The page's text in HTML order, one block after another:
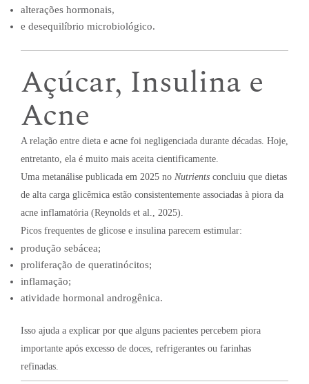
alterações hormonais,
e desequilíbrio microbiológico.
Açúcar, Insulina e
Acne
A relação entre dieta e acne foi negligenciada durante décadas. Hoje,
entretanto, ela é muito mais aceita cientificamente.
Uma metanálise publicada em 2025 no Nutrients concluiu que dietas
de alta carga glicêmica estão consistentemente associadas à piora da
acne inflamatória (Reynolds et al., 2025).
Picos frequentes de glicose e insulina parecem estimular:
produção sebácea;
proliferação de queratinócitos;
inflamação;
atividade hormonal androgênica.
Isso ajuda a explicar por que alguns pacientes percebem piora
importante após excesso de doces, refrigerantes ou farinhas
refinadas.